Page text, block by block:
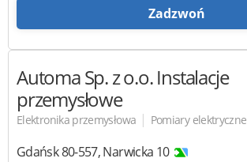
Zadzwoń
AutomaSp. z o.o. Instalacje
przemysłowe
Elektronika przemysłowa | Pomiary elektryczne
Gdańsk80-557,Narwicka 10